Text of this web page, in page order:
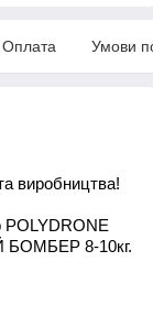
Оплата Умови
виробництва!
БОМБЕР 8-10кг.